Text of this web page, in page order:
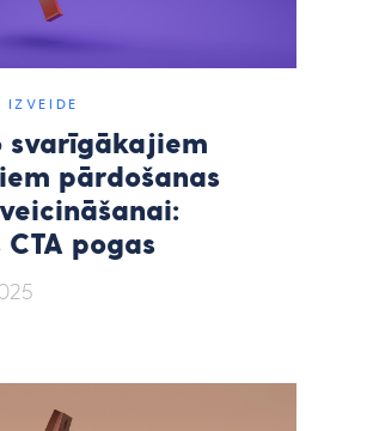
IZVEIDE
svarīgākajiem
pārdošanas
pogas